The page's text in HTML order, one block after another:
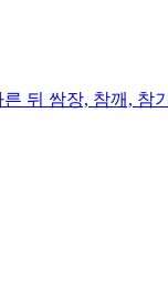
뒤 쌈장, 참깨, 참